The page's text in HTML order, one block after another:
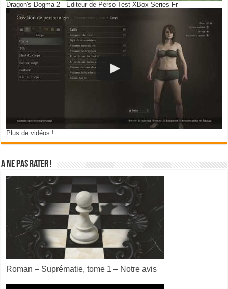
Dragon's Dogma 2 - Editeur de Perso Test XBox Series Fr
Plus de vidéos !
A ne pas rater !
Roman – Suprématie, tome 1 – Notre avis